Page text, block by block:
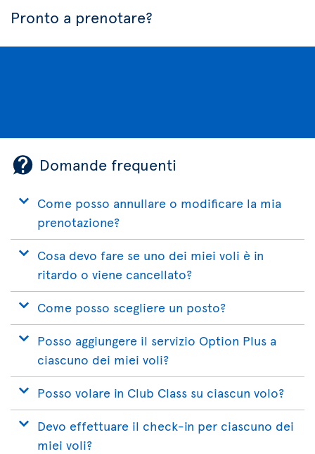
Pronto a prenotare?
Domande frequenti
Come posso annullare o modificare la mia
prenotazione?
Cosa devo fare se uno dei miei voli è in
ritardo o viene cancellato?
Come posso scegliere un posto?
Posso aggiungere il servizio Option Plus a
ciascuno dei miei voli?
Posso volare in Club Class su ciascun volo?
Devo effettuare il check-in per ciascuno dei
miei voli?